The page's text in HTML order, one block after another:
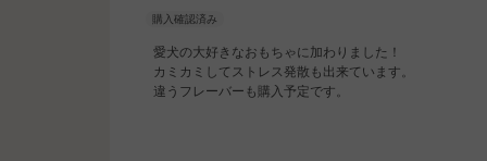
愛犬の大好きなおもちゃに加わりました！
カミカミしてストレス発散も出来ています。
違うフレーバーも購入予定です。